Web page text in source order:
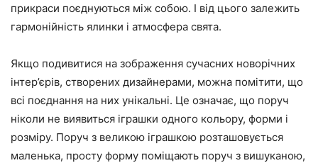
прикраси поєднуються між собою. І від цього залежить
гармонійність ялинки і атмосфера свята.
Якщо подивитися на зображення сучасних новорічних
інтер’єрів, створених дизайнерами, можна помітити, що
всі поєднання на них унікальні. Це означає, що поруч
ніколи не виявиться іграшки одного кольору, форми і
розміру. Поруч з великою іграшкою розташовується
маленька, просту форму поміщають поруч з вишуканою,